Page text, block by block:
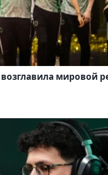
возглавила мировой